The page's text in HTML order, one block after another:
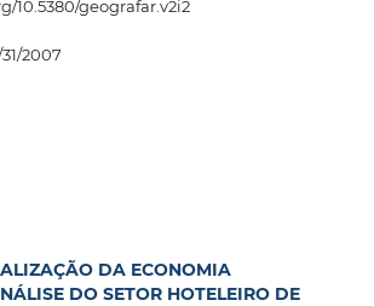
10.5380/geografar.v2i2
31/2007
DA ECONOMIA
DO SETOR HOTELEIRO DE